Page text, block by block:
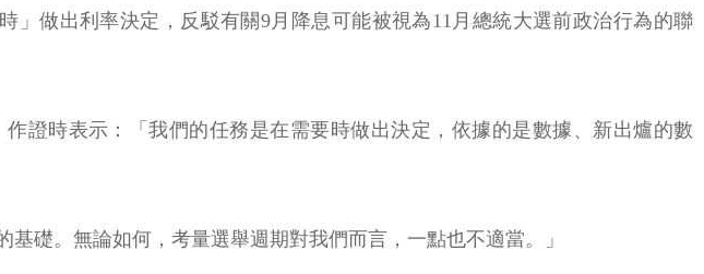
」做出利率決定，反駁有關9月降息可能被視為11月總統大選前政治行為的聯
作證時表示：「我們的任務是在需要時做出決定，依據的是數據、新出爐的數
礎。無論如何，考量選舉週期對我們而言，一點也不適當。」